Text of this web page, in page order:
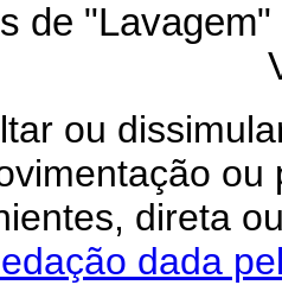
de
ou
direta
dada